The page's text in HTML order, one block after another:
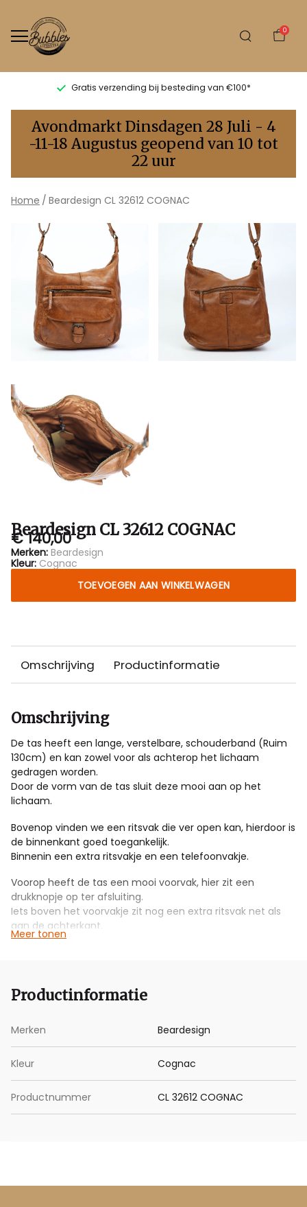
0
Gratis verzending bij besteding van €100*
CL
32612
COGNAC
-
Bubbles
Sluis
Avondmarkt Dinsdagen 28 Juli - 4
-11-18 Augustus geopend van 10 tot
22 uur
Home Beardesign CL 32612 COGNAC
Beardesign CL 32612 COGNAC
€ 140,00
Merken: Beardesign
Kleur: Cognac
TOEVOEGEN AAN WINKELWAGEN
Omschrijving Productinformatie
Omschrijving
De tas heeft een lange, verstelbare, schouderband (Ruim
130cm) en kan zowel voor als achterop het lichaam
gedragen worden.
Door de vorm van de tas sluit deze mooi aan op het
lichaam.
Bovenop vinden we een ritsvak die ver open kan, hierdoor is
de binnenkant goed toegankelijk.
Binnenin een extra ritsvakje en een telefoonvakje.
Voorop heeft de tas een mooi voorvak, hier zit een
drukknopje op ter afsluiting.
Iets boven het voorvakje zit nog een extra ritsvak net als
aan de achterkant.
Meer tonen
Productinformatie
Merken Beardesign
Kleur Cognac
Productnummer CL 32612 COGNAC